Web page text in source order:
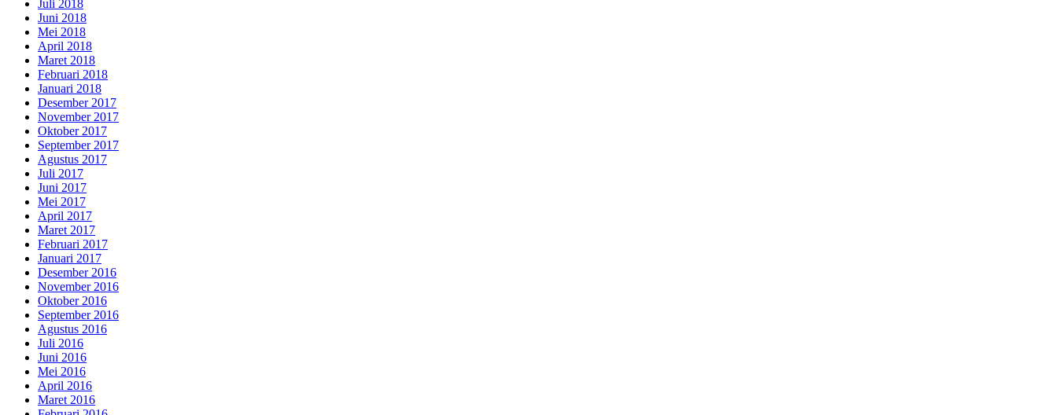
Juli 2018
Juni 2018
Mei 2018
April 2018
Maret 2018
Februari 2018
Januari 2018
Desember 2017
November 2017
Oktober 2017
September 2017
Agustus 2017
Juli 2017
Juni 2017
Mei 2017
April 2017
Maret 2017
Februari 2017
Januari 2017
Desember 2016
November 2016
Oktober 2016
September 2016
Agustus 2016
Juli 2016
Juni 2016
Mei 2016
April 2016
Maret 2016